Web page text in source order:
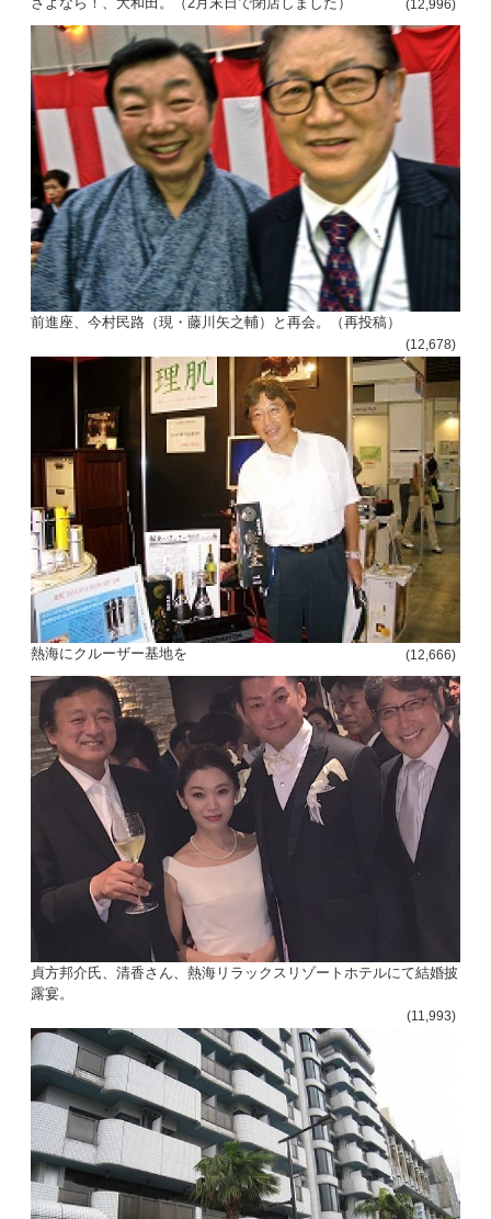
(12,996)
前進座、今村民路（現・藤川矢之輔）と再会。（再投稿）
(12,678)
熱海にクルーザー基地を (12,666)
貞方邦介氏、清香さん、熱海リラックスリゾートホテルにて結婚披
露宴。
(11,993)